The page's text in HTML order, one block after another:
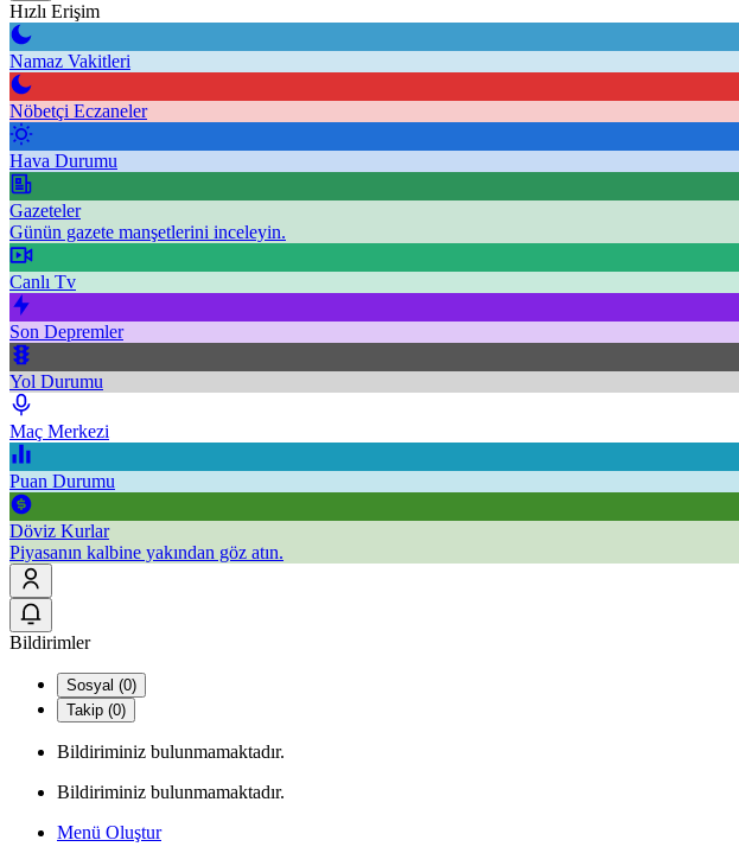
Hızlı Erişim
Namaz Vakitleri
Nöbetçi Eczaneler
Hava Durumu
Gazeteler
Günün gazete manşetlerini inceleyin.
Canlı Tv
Son Depremler
Yol Durumu
Maç Merkezi
Puan Durumu
Döviz Kurlar
Piyasanın kalbine yakından göz atın.
Bildirimler
Sosyal (0)
Takip (0)
Bildiriminiz bulunmamaktadır.
Bildiriminiz bulunmamaktadır.
Menü Oluştur